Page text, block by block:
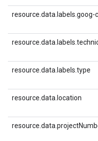
resource.data.labels.goog-
resource.data.labels.type
resource.data.location